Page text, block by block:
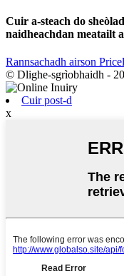
Cuir a-steach do
naidheachdan meatailt
Rannsachadh airson
© Dlighe-sgrìobhaidh -
Cuir post-d
x